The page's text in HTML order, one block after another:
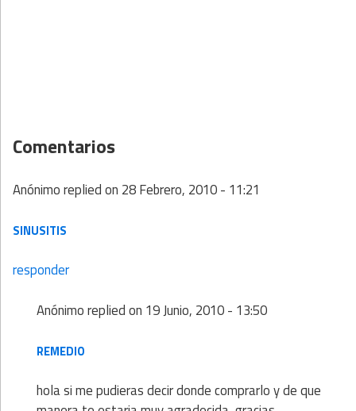
Comentarios
Anónimoreplied on 28 Febrero, 2010 - 11:21
SINUSITIS
responder
Anónimoreplied on 19 Junio, 2010 - 13:50
REMEDIO
hola si me pudieras decir donde comprarlo y de que